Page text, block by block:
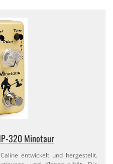
​320 Minotaur
entwickelt und hergestellt.